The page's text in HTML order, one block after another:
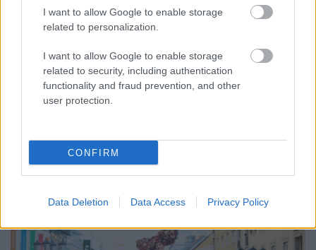
I want to allow Google to enable storage
related to personalization.
I want to allow Google to enable storage
related to security, including authentication
functionality and fraud prevention, and other
user protection.
CONFIRM
Data Deletion Data Access Privacy Policy
A GYŐRI AUDI ETO KC PÉNTEKI FELKÉSZÜLÉSI
MÉRKŐZÉSE
Az energiaellátás tehermentesítése érdekében másfél órával
előrébb hozták a Brest Bretagne Handball elleni találkozó